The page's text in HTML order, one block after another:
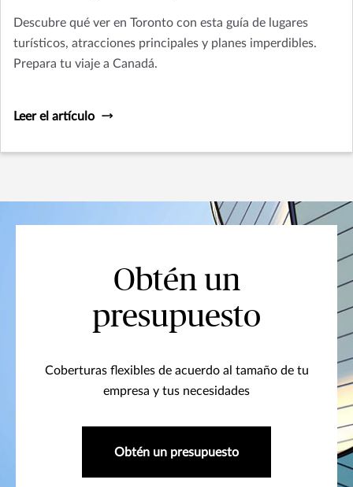
Descubre qué ver en Toronto con esta guía de lugares
turísticos, atracciones principales y planes imperdibles.
Prepara tu viaje a Canadá.
Leer el artículo
Obtén un
presupuesto
Coberturas flexibles de acuerdo al tamaño de tu
empresa y tus necesidades
Obtén un presupuesto